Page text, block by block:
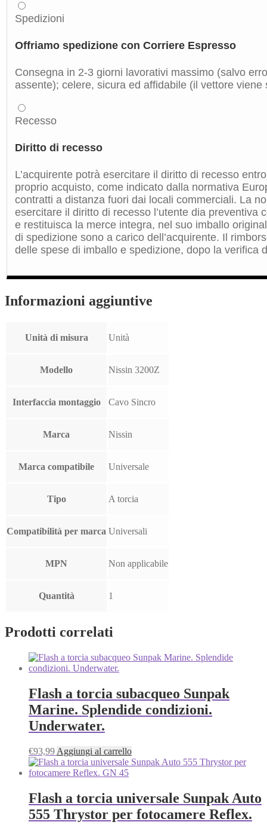
Spedizioni
Offriamo spedizione con Corriere Espresso
Consegna in 2-3 giorni lavorativi massimo (salvo
assente); celere, sicura ed affidabile (il vettore
Recesso
Diritto di recesso
L’acquirente potrà esercitare il diritto di recesso
proprio acquisto, come indicato dalla normativa
contratti a distanza fuori dai locali commerciali. La
esercitare il diritto di recesso l’utente dia preventiva
e restituisca la merce integra, nel suo imballo
di spedizione sono a carico dell’acquirente. Il
delle spese di imballo e spedizione, dopo la verifica
Informazioni aggiuntive
Unità di misura Unità
Modello Nissin 3200Z
Interfaccia montaggio Cavo Sincro
Marca Nissin
Marca compatibile Universale
Tipo A torcia
Compatibilità per marca Universali
MPN Non applicabile
Quantità 1
Prodotti correlati
Flash a torcia subacqueo Sunpak
Marine. Splendide condizioni.
Underwater.
€93,99 Aggiungi al carrello
Flash a torcia universale Sunpak Auto
555 Thrystor per fotocamere Reflex.